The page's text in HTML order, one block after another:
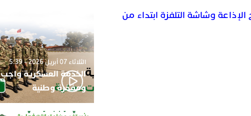
وشاشة التلفزة ابتداء من
الثلاثاء 07 أبريل 2026 - 5:39
الخدمة العسكرية واجب
ومفخرة وطنية